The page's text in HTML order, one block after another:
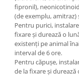
fipronil),
(de exemplu,
Pentru purici,
fixare și durează o
existenți pe animal
interval de 6 ore.
Pentru căpușe,
de la fixare și